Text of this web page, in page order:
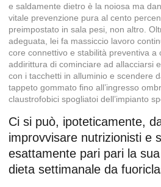
e saldamente dietro è la noiosa ma
vitale prevenzione pura al cento
preimpostato in sala pesi, non altro.
adeguata, lei fa massiccio lavoro
core connettivo e stabilità preventiva a
addirittura di cominciare ad allacciarsi
con i tacchetti in alluminio e scendere
tappeto gommato fino all’ingresso
claustrofobici spogliatoi dell’impianto
Ci si può, ipoteticamente,
improvvisare nutrizionisti e
esattamente pari pari la
dieta settimanale da